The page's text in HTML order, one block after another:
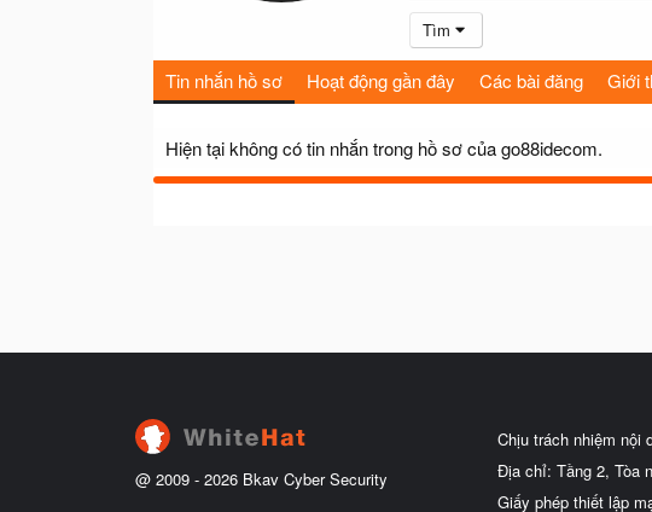
Tìm
Tin nhắn hồ sơ Hoạt động gần đây Các bài đăng Giới
Hiện tại không có tin nhắn trong hồ sơ của go88idecom.
@ 2009 - 2026 Bkav Cyber Security
Chịu trách nhiệm nội
Địa chỉ: Tầng 2, Tòa
Giấy phép thiết lập